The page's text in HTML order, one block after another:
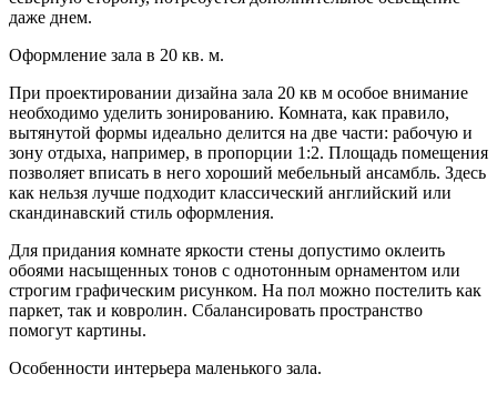
даже днем.
Оформление зала в 20 кв. м.
При проектировании дизайна зала 20 кв м особое внимание
необходимо уделить зонированию. Комната, как правило,
вытянутой формы идеально делится на две части: рабочую и
зону отдыха, например, в пропорции 1:2. Площадь помещения
позволяет вписать в него хороший мебельный ансамбль. Здесь
как нельзя лучше подходит классический английский или
скандинавский стиль оформления.
Для придания комнате яркости стены допустимо оклеить
обоями насыщенных тонов с однотонным орнаментом или
строгим графическим рисунком. На пол можно постелить как
паркет, так и ковролин. Сбалансировать пространство
помогут картины.
Особенности интерьера маленького зала.